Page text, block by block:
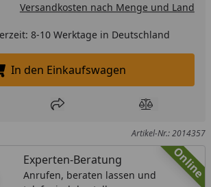
Versandkosten nach Menge und Land
8-10 Werktage in Deutschland
In den Einkaufswagen legen
In den Einkaufswagen
zur Wunschliste hinzufügen
Teilen Produkt
Artikel-Nr.: 2014357
Online
Experten-Beratung
Anrufen, beraten lassen und